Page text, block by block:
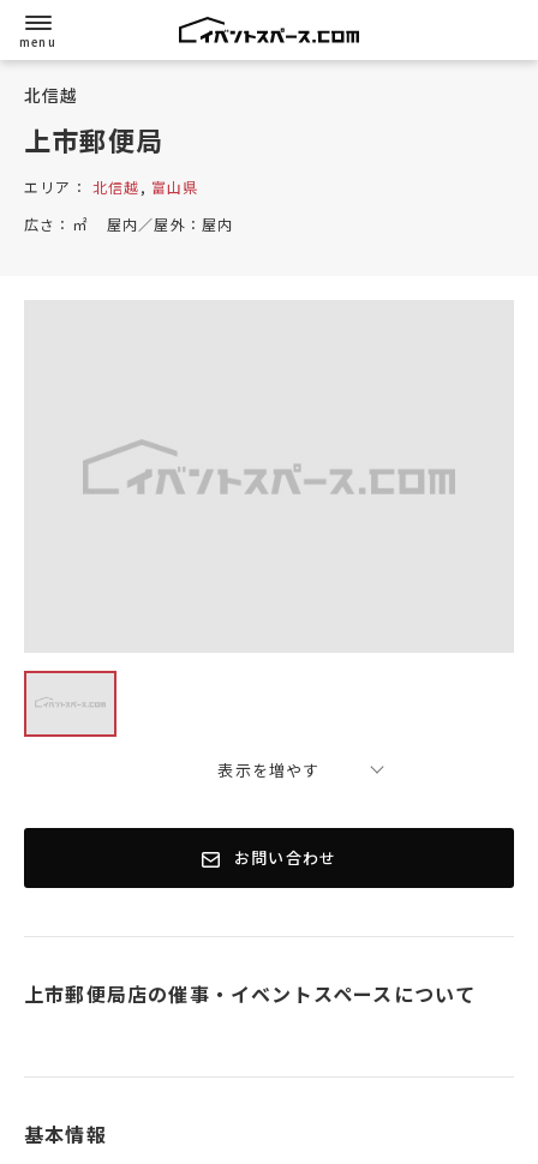
北信越
上市郵便局
エリア： 北信越, 富山県
広さ： ㎡ 屋内／屋外： 屋内
表示を増やす
お問い合わせ
上市郵便局店の催事・イベントスペースについて
基本情報